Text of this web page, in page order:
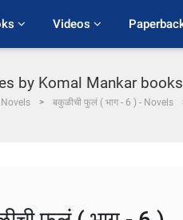
Videos
by Komal Mankar
बकुळीची फुलं ( भाग - 6 ) - Novels